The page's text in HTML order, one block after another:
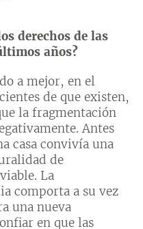
derechos de las
años?
a mejor, en el
de que existen,
la fragmentación
Antes
casa convivía una
de
La
comporta a su vez
una nueva
en que las